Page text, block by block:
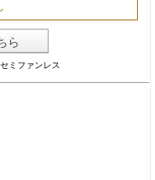
ら
ミファンレス